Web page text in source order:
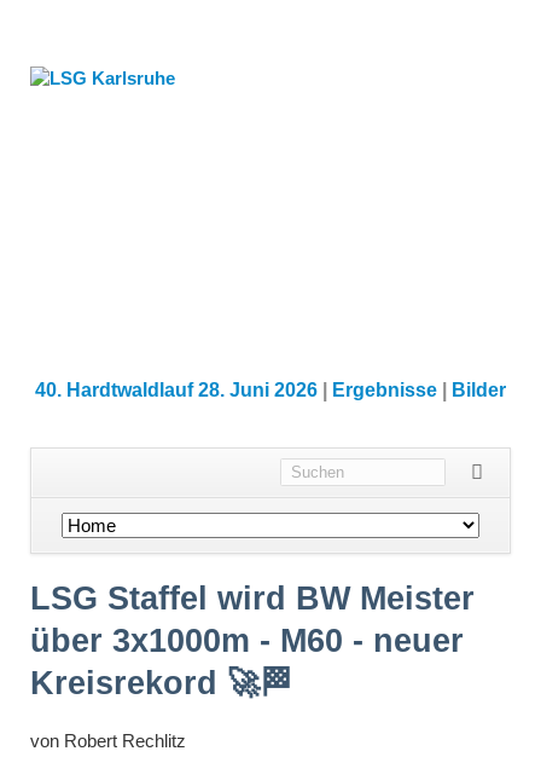
40. Hardtwaldlauf 28. Juni 2026 Ergebnisse Bilder
Navigation
LSG Staffel wird BW Meister
über 3x1000m - M60 - neuer
Kreisrekord 🚀🏁
von Robert Rechlitz